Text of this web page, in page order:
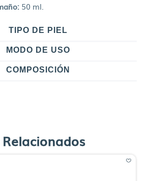
TIPO DE PIEL
MODO DE USO
COMPOSICIÓN
50 ml.